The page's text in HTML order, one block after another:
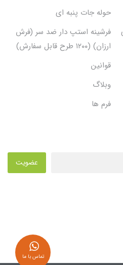
حوله جات پنبه ای
فرشینه استپ دار ضد سر (فرش
ارزان) (۱۲۰۰ طرح قابل سفارش)
قوانین
وبلاگ
فرم ها
عضویت
تماس با ما